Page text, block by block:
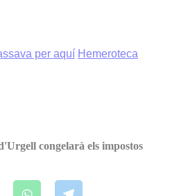
per aquí Hemeroteca
congelarà els impostos